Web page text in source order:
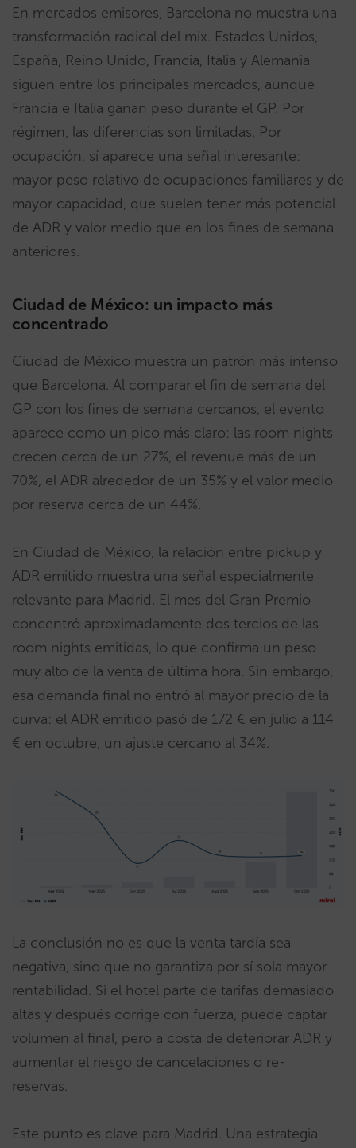
En mercados emisores, Barcelona no muestra una
transformación radical del mix. Estados Unidos,
España, Reino Unido, Francia, Italia y Alemania
siguen entre los principales mercados, aunque
Francia e Italia ganan peso durante el GP. Por
régimen, las diferencias son limitadas. Por
ocupación, sí aparece una señal interesante:
mayor peso relativo de ocupaciones familiares y de
mayor capacidad, que suelen tener más potencial
de ADR y valor medio que en los fines de semana
anteriores.
Ciudad de México: un impacto más
concentrado
Ciudad de México muestra un patrón más intenso
que Barcelona. Al comparar el fin de semana del
GP con los fines de semana cercanos, el evento
aparece como un pico más claro: las room nights
crecen cerca de un 27%, el revenue más de un
70%, el ADR alrededor de un 35% y el valor medio
por reserva cerca de un 44%.
En Ciudad de México, la relación entre pickup y
ADR emitido muestra una señal especialmente
relevante para Madrid. El mes del Gran Premio
concentró aproximadamente dos tercios de las
room nights emitidas, lo que confirma un peso
muy alto de la venta de última hora. Sin embargo,
esa demanda final no entró al mayor precio de la
curva: el ADR emitido pasó de 172 € en julio a 114
€ en octubre, un ajuste cercano al 34%.
La conclusión no es que la venta tardía sea
negativa, sino que no garantiza por sí sola mayor
rentabilidad. Si el hotel parte de tarifas demasiado
altas y después corrige con fuerza, puede captar
volumen al final, pero a costa de deteriorar ADR y
aumentar el riesgo de cancelaciones o re-
reservas.
Este punto es clave para Madrid. Una estrategia